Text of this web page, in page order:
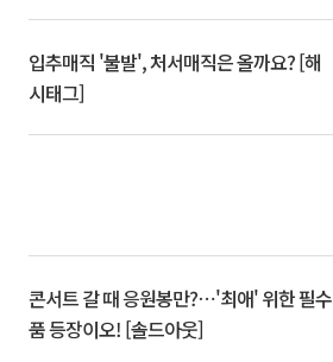
입추매직 '불발', 처서매직은 올까요? [해
시태그]
콘서트 갈 때 응원봉만?⋯'최애' 위한 필수
품 등장이오! [솔드아웃]